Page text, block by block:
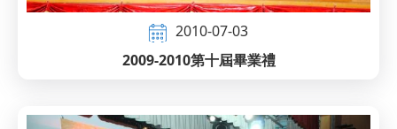
2010-07-03
2009-2010第十屆畢業禮